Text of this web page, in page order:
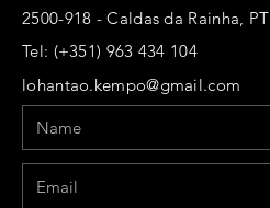
2500-918 - Caldas da Rainha, PT
Tel: (+351) 963 434 104
lohantao.kempo@gmail.com
Name
Email
Phone
Message